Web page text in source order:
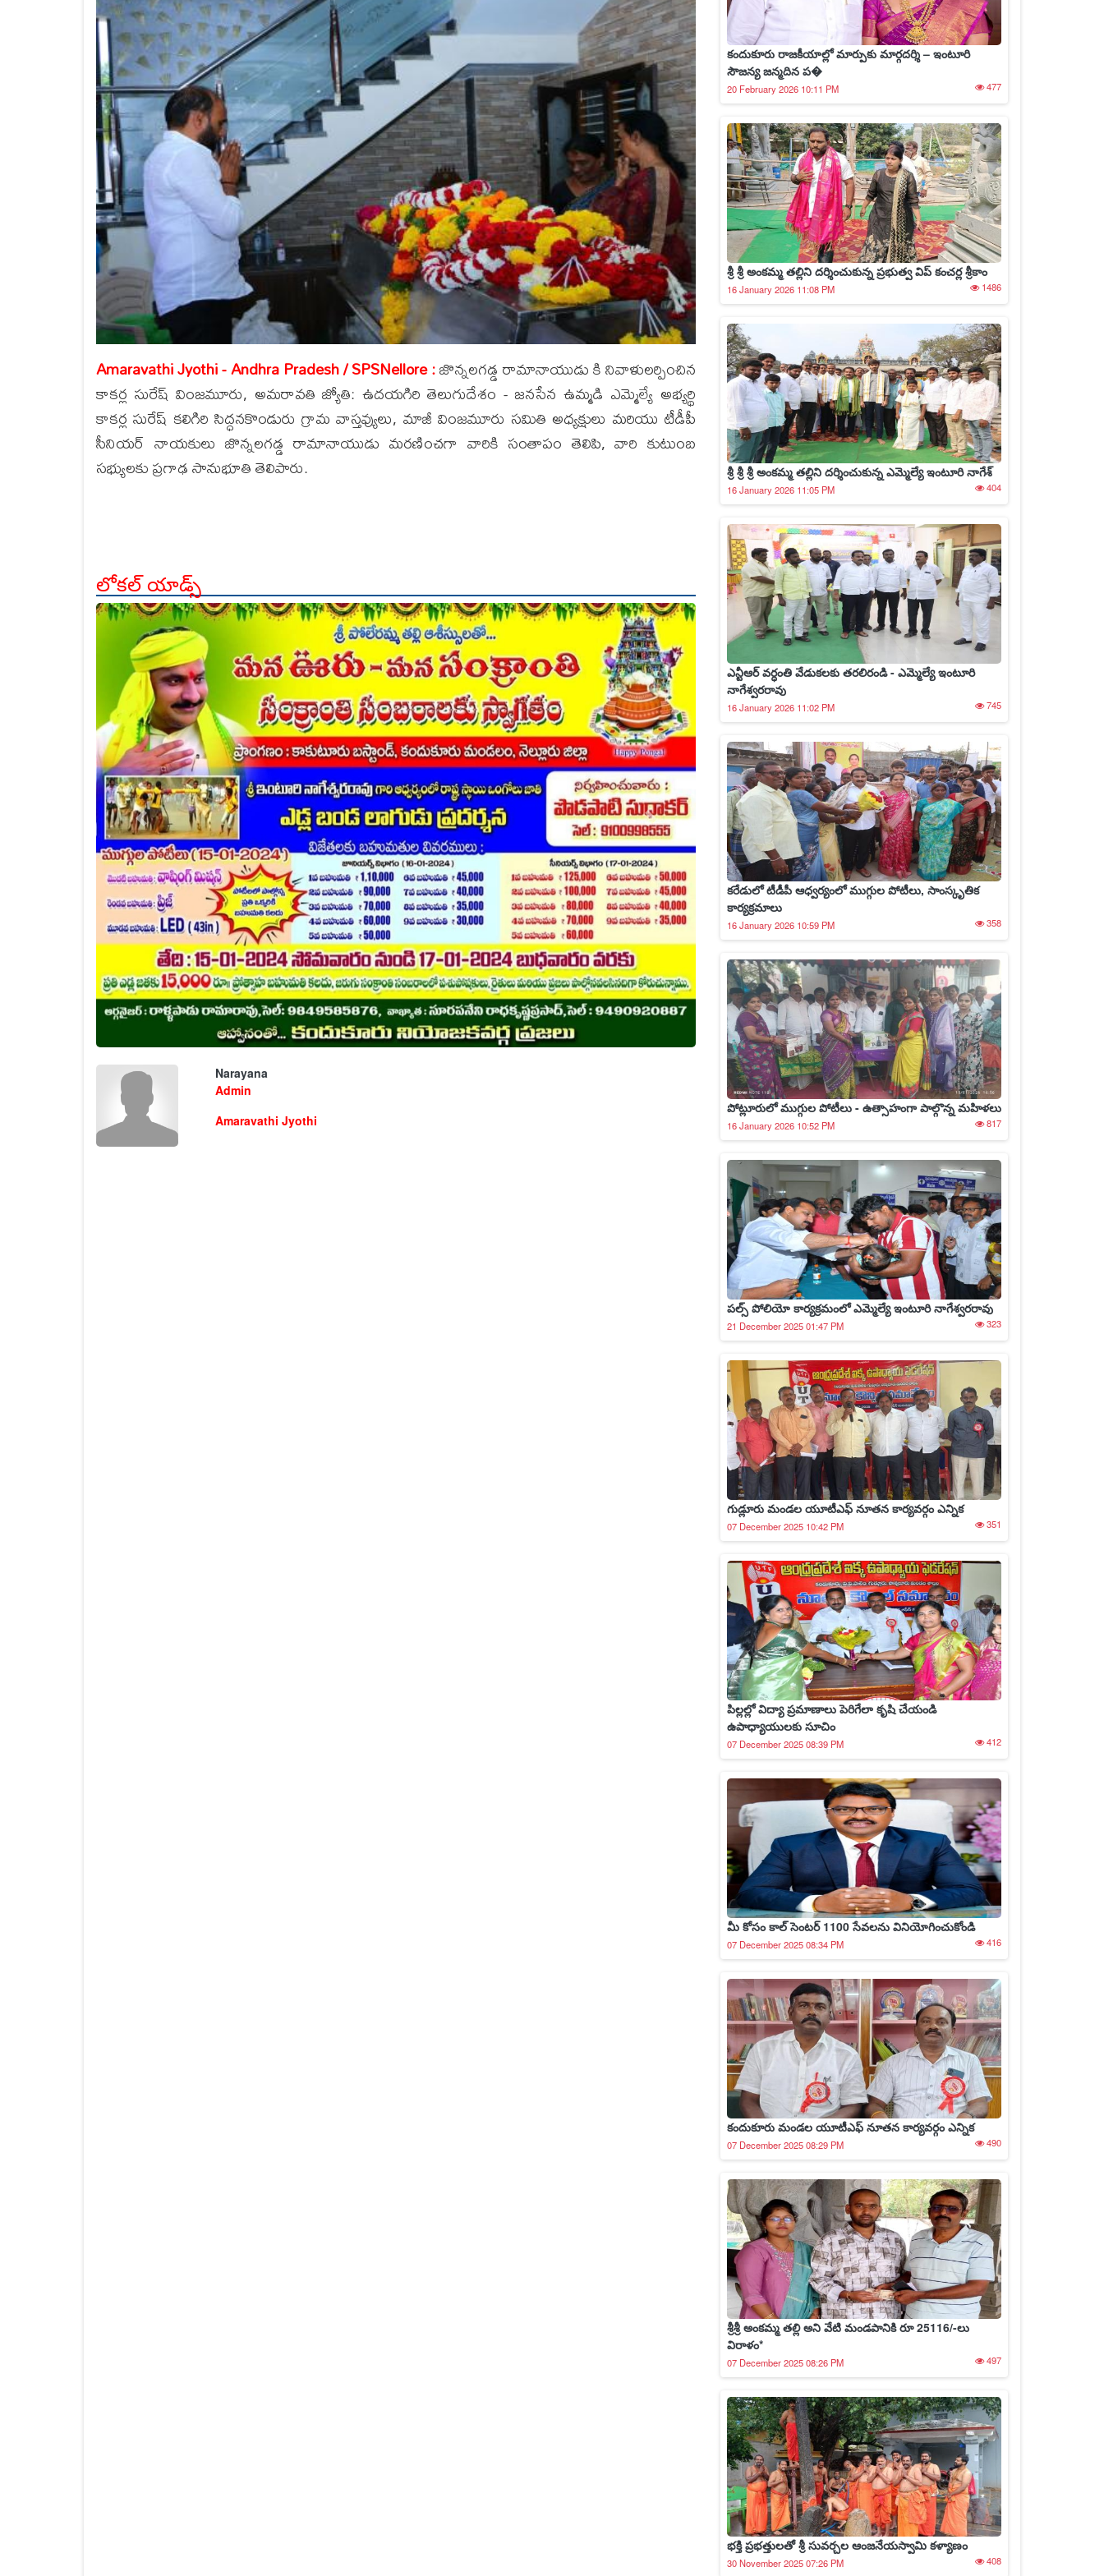
Amaravathi Jyothi - Andhra Pradesh / SPSNellore :జొన్నలగడ్డ రామానాయుడు కి నివాళులర్పించిన
కాకర్ల సురేష్ వింజమూరు, అమరావతి జ్యోతి: ఉదయగిరి తెలుగుదేశం - జనసేన ఉమ్మడి ఎమ్మెల్యే అభ్యర్థి
కాకర్ల సురేష్ కలిగిరి సిద్ధనకొండురు గ్రామ వాస్తవ్యులు, మాజీ వింజమూరు సమితి అధ్యక్షులు మరియు టీడీపీ
సీనియర్ నాయకులు జొన్నలగడ్డ రామానాయుడు మరణించగా వారికి సంతాపం తెలిపి, వారి కుటుంబ
సభ్యులకు ప్రగాఢ సానుభూతి తెలిపారు.
లోకల్ యాడ్స్
కందుకూరు రాజకీయాల్లో మార్పుకు మార్గదర్శి – ఇంటూరి
సౌజన్య జన్మదిన ప�
20 February 2026 10:11 PM 477
శ్రీ శ్రీ అంకమ్మ తల్లిని దర్శించుకున్న ప్రభుత్వ విప్ కంచర్ల శ్రీకాం
16 January 2026 11:08 PM 1486
శ్రీ శ్రీ శ్రీ అంకమ్మ తల్లిని దర్శించుకున్న ఎమ్మెల్యే ఇంటూరి నాగేశ్
16 January 2026 11:05 PM 404
ఎన్టీఆర్ వర్ధంతి వేడుకలకు తరలిరండి - ఎమ్మెల్యే ఇంటూరి
నాగేశ్వరరావు
16 January 2026 11:02 PM 745
కరేడులో టీడీపీ ఆధ్వర్యంలో ముగ్గుల పోటీలు, సాంస్కృతిక
కార్యక్రమాలు
16 January 2026 10:59 PM 358
పోట్లూరులో ముగ్గుల పోటీలు - ఉత్సాహంగా పాల్గొన్న మహిళలు
16 January 2026 10:52 PM 817
పల్స్ పోలియో కార్యక్రమంలో ఎమ్మెల్యే ఇంటూరి నాగేశ్వరరావు
21 December 2025 01:47 PM 323
గుడ్లూరు మండల యూటీఎఫ్ నూతన కార్యవర్గం ఎన్నిక
07 December 2025 10:42 PM 351
పిల్లల్లో విద్యా ప్రమాణాలు పెరిగేలా కృషి చేయండి
ఉపాధ్యాయులకు సూచిం
07 December 2025 08:39 PM 412
మీ కోసం కాల్ సెంటర్ 1100 సేవలను వినియోగించుకోండి
07 December 2025 08:34 PM 416
కందుకూరు మండల యూటీఎఫ్ నూతన కార్యవర్గం ఎన్నిక
07 December 2025 08:29 PM 490
శ్రీశ్రీ అంకమ్మ తల్లి అని వేటి మండపానికి రూ 25116/-లు
విరాళం*
07 December 2025 08:26 PM 497
భక్తి ప్రభత్తులతో శ్రీ సువర్చల ఆంజనేయస్వామి కళ్యాణం
30 November 2025 07:26 PM 408